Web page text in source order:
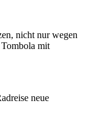
nicht nur wegen
Tombola mit
neue